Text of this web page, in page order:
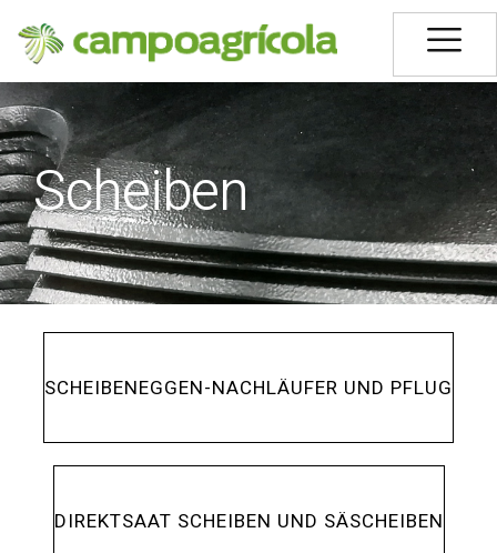
Scheiben
SCHEIBENEGGEN-NACHLÄUFER UND PFLUG
DIREKTSAAT SCHEIBEN UND SÄSCHEIBEN